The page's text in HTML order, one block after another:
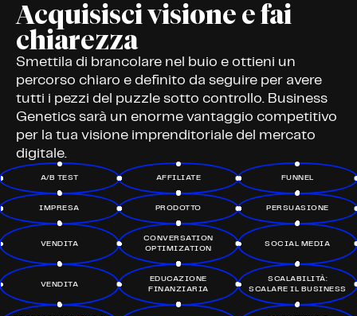
Acquisisci visione e fai
chiarezza
Smettila di brancolare nel buio e ottieni un
percorso chiaro e definito da seguire per avere
tutti i pezzi del puzzle sotto controllo. Business
Genetics sarà un enorme vantaggio competitivo
per la tua visione imprenditoriale del mercato
digitale.
A/B TEST AFFILIATE FUNNEL
IMPRESA PRODOTTO PERSUASIONE
VENDITA
CONVERSATION
OPTIMIZATION
SOCIAL MEDIA
VENDITA
EDUCAZIONE
FINANZIARIA
SCALABILITÀ:
SCALARE IL BUSINESS